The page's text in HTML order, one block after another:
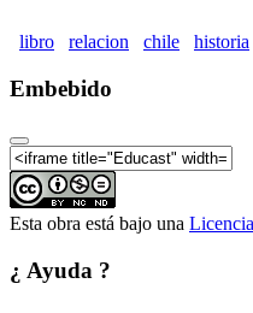
libro relacion chile historia
Embebido
Esta obra está bajo una
¿ Ayuda ?